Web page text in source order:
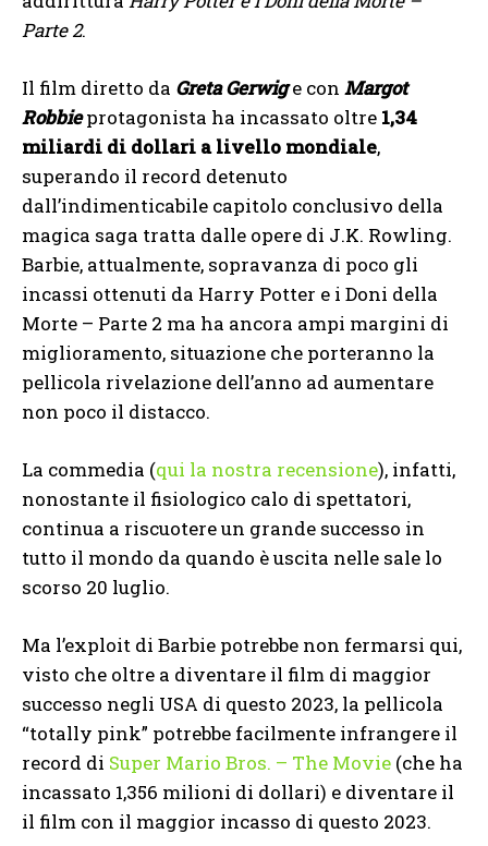
Parte 2.
Il film diretto da Greta Gerwige con Margot
Robbieprotagonista ha incassato oltre 1,34
miliardi di dollari a livello mondiale,
superando il record detenuto
dall’indimenticabile capitolo conclusivo della
magica saga tratta dalle opere di J.K. Rowling.
Barbie, attualmente, sopravanza di poco gli
incassi ottenuti da Harry Potter e i Doni della
Morte – Parte 2 ma ha ancora ampi margini di
miglioramento, situazione che porteranno la
pellicola rivelazione dell’anno ad aumentare
non poco il distacco.
La commedia (qui la nostra recensione), infatti,
nonostante il fisiologico calo di spettatori,
continua a riscuotere un grande successo in
tutto il mondo da quando è uscita nelle sale lo
scorso 20 luglio.
Ma l’exploit di Barbie potrebbe non fermarsi qui,
visto che oltre a diventare il film di maggior
successo negli USA di questo 2023, la pellicola
“totally pink” potrebbe facilmente infrangere il
record di Super Mario Bros. – The Movie (che ha
incassato 1,356 milioni di dollari) e diventare il
il film con il maggior incasso di questo 2023.